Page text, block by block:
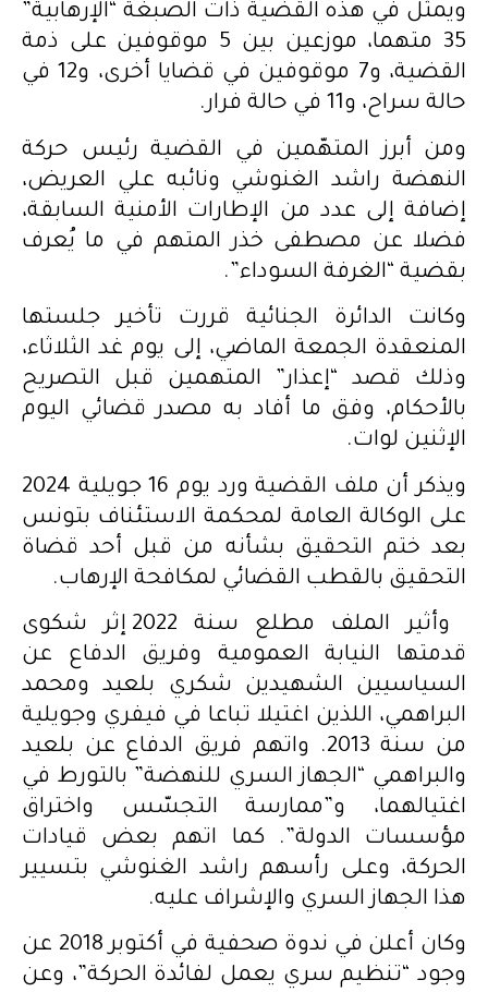
ويمثل في هذه القضية ذات الصبغة “الإرهابية”
35 متهما، موزعين بين 5 موقوفين على ذمة
القضية، و7 موقوفين في قضايا أخرى، و12 في
حالة سراح، و11 في حالة فرار.
ومن أبرز المتهّمين في القضية رئيس حركة
النهضة راشد الغنوشي ونائبه علي العريض،
إضافة إلى عدد من الإطارات الأمنية السابقة،
فضلا عن مصطفى خذر المتهم في ما يُعرف
بقضية “الغرفة السوداء”.
وكانت الدائرة الجنائية قررت تأخير جلستها
المنعقدة الجمعة الماضي، إلى يوم غد الثلاثاء،
وذلك قصد “إعذار” المتهمين قبل التصريح
بالأحكام، وفق ما أفاد به مصدر قضائي اليوم
الإثنين لوات.
ويذكر أن ملف القضية ورد يوم 16 جويلية 2024
على الوكالة العامة لمحكمة الاستئناف بتونس
بعد ختم التحقيق بشأنه من قبل أحد قضاة
التحقيق بالقطب القضائي لمكافحة الإرهاب.
وأثير الملف مطلع سنة 2022 إثر شكوى
قدمتها النيابة العمومية وفريق الدفاع عن
السياسيين الشهيدين شكري بلعيد ومحمد
البراهمي، اللذين اغتيلا تباعا في فيفري وجويلية
من سنة 2013. واتهم فريق الدفاع عن بلعيد
والبراهمي “الجهاز السري للنهضة” بالتورط في
اغتيالهما، و”ممارسة التجسّس واختراق
مؤسسات الدولة”. كما اتهم بعض قيادات
الحركة، وعلى رأسهم راشد الغنوشي بتسيير
هذا الجهاز السري والإشراف عليه.
وكان أعلن في ندوة صحفية في أكتوبر 2018 عن
وجود “تنظيم سري يعمل لفائدة الحركة”، وعن